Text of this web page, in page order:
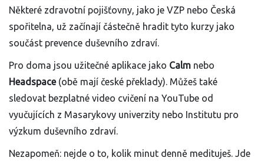
Některé zdravotní pojišťovny, jako je VZP nebo Česká
spořitelna, už začínají částečně hradit tyto kurzy jako
součást prevence duševního zdraví.
Pro doma jsou užitečné aplikace jako Calm nebo
Headspace(obě mají české překlady). Můžeš také
sledovat bezplatné video cvičení na YouTube od
vyučujících z Masarykovy univerzity nebo Institutu pro
výzkum duševního zdraví.
Nezapomeň: nejde o to, kolik minut denně medituješ. Jde